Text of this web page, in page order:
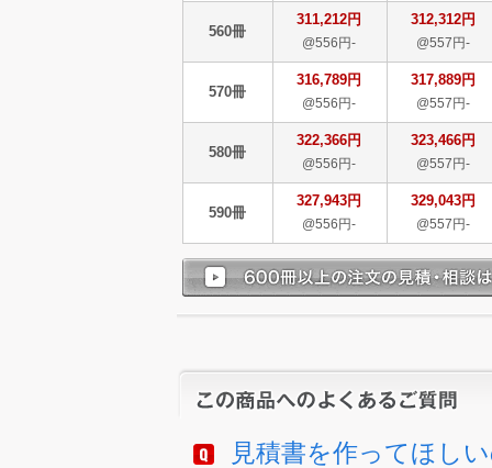
560冊
311,212円
@556円-
312,312円
@557円-
570冊
316,789円
@556円-
317,889円
@557円-
580冊
322,366円
@556円-
323,466円
@557円-
590冊
327,943円
@556円-
329,043円
@557円-
見積書を作ってほし